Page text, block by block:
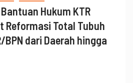
Hukum KTR
Reformasi Total Tubuh
BPN dari Daerah hingga